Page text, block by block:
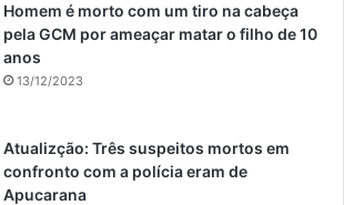
Homem é morto com um tiro na cabeça
pela GCM por ameaçar matar o filho de 10
anos
13/12/2023
Atualizção: Três suspeitos mortos em
confronto com a polícia eram de
Apucarana